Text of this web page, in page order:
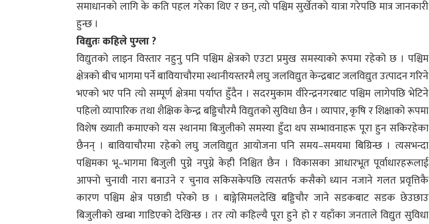
समाधानको लागि के कति पहल गरेका थिए र छन्, त्यो पश्चिम सुर्खेतको यात्रा गरेपछि मात्र जानकारी
हुन्छ ।
विद्युतः कहिले पुग्ला ?
विद्युतको लाइन विस्तार नहुनु पनि पश्चिम क्षेत्रको एउटा प्रमुख समस्याको रूपमा रहेको छ । पश्चिम
क्षेत्रको बीच भागमा पर्ने बावियाचौरमा स्थानीयस्तरमै लघु जलविद्युत केन्द्रबाट जलविद्युत उत्पादन गरिने
भएको भए पनि त्यो सम्पूर्ण क्षेत्रमा पर्याप्त हुँदैन । सदरमुकाम वीरेन्द्रनगरबाट पश्चिम लागेपछि भेटिने
पहिलो व्यापारिक तथा शैक्षिक केन्द्र बड्डिचौरमै विद्युतको सुविधा छैन । व्यापार, कृषि र शिक्षाको रूपमा
विशेष ख्याती कमाएको यस स्थानमा बिजुलीको समस्या हुँदा थप सम्भावनाहरू पूरा हुन सकिरहेका
छैनन् । बावियाचौरमा रहेको लघु जलविद्युत आयोजना पनि समय–समयमा बिग्रिन्छ । त्यसभन्दा
पश्चिमका भू–भागमा बिजुली पुग्ने नपुग्ने केही निश्चित छैन । विकासका आधारभूत पूर्वाधारहरूलाई
आफ्नो चुनावी नारा बनाउने र चुनाव सकिसकेपछि त्यसतर्फ कसैको ध्यान नजाने गलत प्रवृत्तिकै
कारण पश्चिम क्षेत्र पछाडी परेको छ । बाङ्गेसिमलदेखि बड्डिचौर जाने सडकबाट सडक छेउछाउ
बिजुलीको खम्बा गाडिएको देखिन्छ । तर त्यो कहिल्यै पूरा हुने हो र यहाँका जनताले विद्युत सुविधा